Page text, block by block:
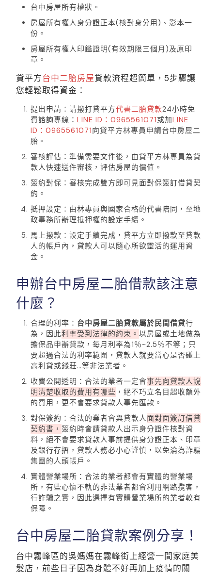
台中房屋所有權狀。
房屋所有權人身分證正本(核對身分用)、影本一
份。
房屋所有權人印鑑證明(有效期限三個月)及原印
章。
貸平方台中二胎房屋貸款流程超簡單，5步驟讓
您輕鬆取得資金：
提出申請：請撥打貸平方代書二胎貸款24小時免
費諮詢專線： LINE ID：0965561071或加LINE
ID：0965561071向貸平方林專員申請台中房屋二
胎。
審核評估：準備需要文件後，由貸平方林專員為貸
款人快速送件審核，評估房屋的價值。
簽約對保：審核完成雙方即可見面對保簽訂借貸契
約。
抵押設定：由林專員與國家合格的代書陪同，至地
政事務所辦理抵押權的設定手續。
馬上撥款：設定手續完成，貸平方立即撥款至貸款
人的帳戶內，貸款人可以隨心所欲靈活的運用資
金。
申辦台中房屋二胎借款該注意
什麼？
合理的利率： 台中房屋二胎貸款屬於民間借貸行
為，因此利率受到法律的約束。 以房屋或土地做為
擔保品申辦貸款，每月利率為1％~2.5％不等；只
要超過合法的利率範圍，貸款人就要當心是否碰上
高利貸或錢莊…等非法業者。
收費公開透明：合法的業者一定會事先向貸款人說
明清楚收取的費用有哪些 ，絕不巧立名目超收額外
的費用，更不會要求貸款人事先匯款。
對保簽約：合法的業者會與貸款人面對面簽訂借貸
契約書， 簽約時會請貸款人出示身分證件核對資
料，絕不會要求貸款人事前提供身分證正本、印章
及銀行存摺，貸款人務必小心謹慎，以免淪為詐騙
集團的人頭帳戶。
實體營業場所：合法的業者都會有實體的營業場
所，有些心懷不軌的非法業者都會利用網路攬客，
行詐騙之實，因此選擇有實體營業場所的業者較有
保障。
台中房屋二胎貸款案例分享！
台中霧峰區的吳媽媽在霧峰街上經營一間家庭美
髮店，前些日子因為身體不好再加上疫情的關